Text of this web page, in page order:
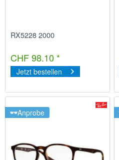
RX5228 2000
CHF 98.10 *
Jetzt bestellen
Anprobe